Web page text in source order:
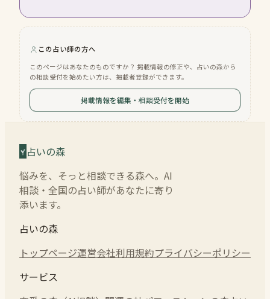
この占い師の方へ
このページはあなたのものですか？ 掲載情報の修正や、占いの森から
の相談受付を始めたい方は、掲載者登録ができます。
掲載情報を編集・相談受付を開始
占いの森
悩みを、そっと相談できる森へ。AI
相談・全国の占い師があなたに寄り
添います。
占いの森
トップページ運営会社利用規約プライバシーポリシー
サービス